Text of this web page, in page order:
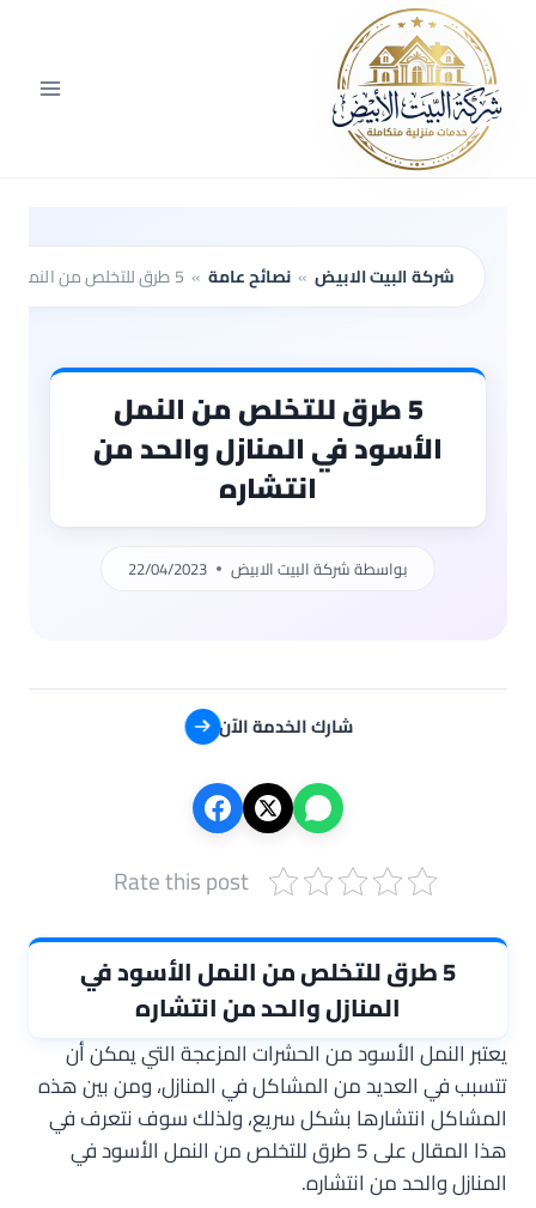
المحتوى
شركة البيت الابيض » نصائح عامة » 5 طرق للتخلص من النمل الأسود في المنازل والحد من انتشاره
5 طرق للتخلص من النمل
الأسود في المنازل والحد من
انتشاره
بواسطةشركة البيت الابيض 22/04/2023
شارك الخدمة الآن
Rate this post
5 طرق للتخلص من النمل الأسود في
المنازل والحد من انتشاره
يعتبر النمل الأسود من الحشرات المزعجة التي يمكن أن
تتسبب في العديد من المشاكل في المنازل، ومن بين هذه
المشاكل انتشارها بشكل سريع، ولذلك سوف نتعرف في
هذا المقال على 5 طرق للتخلص من النمل الأسود في
المنازل والحد من انتشاره.